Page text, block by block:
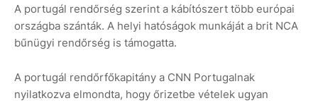
A portugál rendőrség szerint a kábítószert több európai
országba szánták. A helyi hatóságok munkáját a brit NCA
bűnügyi rendőrség is támogatta.
A portugál rendőrfőkapitány a CNN Portugalnak
nyilatkozva elmondta, hogy őrizetbe vételek ugyan